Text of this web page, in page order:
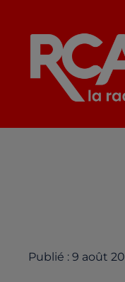
Publié : 9 août